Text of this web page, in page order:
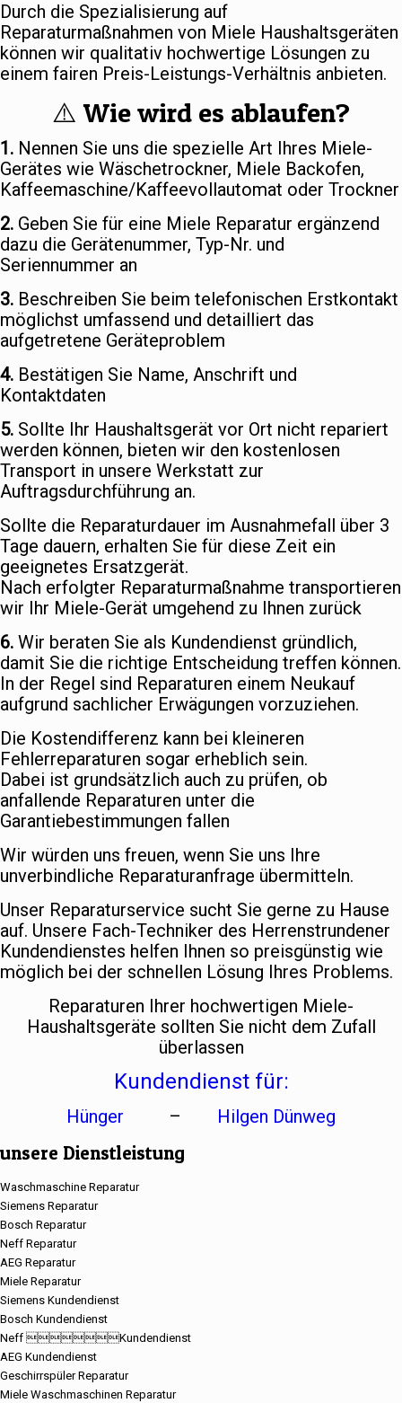
Durch die Spezialisierung auf
Reparaturmaßnahmen von Miele Haushaltsgeräten
können wir qualitativ hochwertige Lösungen zu
einem fairen Preis-Leistungs-Verhältnis anbieten.
⚠️ Wie wird es ablaufen?
1. Nennen Sie uns die spezielle Art Ihres Miele-
Gerätes wie Wäschetrockner, Miele Backofen,
Kaffeemaschine/Kaffeevollautomat oder Trockner
2. Geben Sie für eine Miele Reparatur ergänzend
dazu die Gerätenummer, Typ-Nr. und
Seriennummer an
3. Beschreiben Sie beim telefonischen Erstkontakt
möglichst umfassend und detailliert das
aufgetretene Geräteproblem
4. Bestätigen Sie Name, Anschrift und
Kontaktdaten
5. Sollte Ihr Haushaltsgerät vor Ort nicht repariert
werden können, bieten wir den kostenlosen
Transport in unsere Werkstatt zur
Auftragsdurchführung an.
Sollte die Reparaturdauer im Ausnahmefall über 3
Tage dauern, erhalten Sie für diese Zeit ein
geeignetes Ersatzgerät.
Nach erfolgter Reparaturmaßnahme transportieren
wir Ihr Miele-Gerät umgehend zu Ihnen zurück
6. Wir beraten Sie als Kundendienst gründlich,
damit Sie die richtige Entscheidung treffen können.
In der Regel sind Reparaturen einem Neukauf
aufgrund sachlicher Erwägungen vorzuziehen.
Die Kostendifferenz kann bei kleineren
Fehlerreparaturen sogar erheblich sein.
Dabei ist grundsätzlich auch zu prüfen, ob
anfallende Reparaturen unter die
Garantiebestimmungen fallen
Wir würden uns freuen, wenn Sie uns Ihre
unverbindliche Reparaturanfrage übermitteln.
Unser Reparaturservice sucht Sie gerne zu Hause
auf. Unsere Fach-Techniker des Herrenstrundener
Kundendienstes helfen Ihnen so preisgünstig wie
möglich bei der schnellen Lösung Ihres Problems.
Reparaturen Ihrer hochwertigen Miele-
Haushaltsgeräte sollten Sie nicht dem Zufall
überlassen
Kundendienst für:
Hünger – Hilgen Dünweg
unsere Dienstleistung
Waschmaschine Reparatur
Siemens Reparatur
Bosch Reparatur
Neff Reparatur
AEG Reparatur
Miele Reparatur
Siemens Kundendienst
Bosch Kundendienst
Neff Kundendienst
AEG Kundendienst
Geschirrspüler Reparatur
Miele Waschmaschinen Reparatur